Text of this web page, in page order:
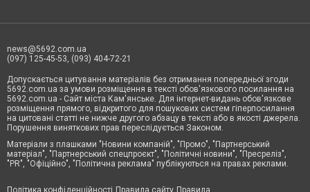
news@5692.com.ua
(097) 125-45-53, (093) 404-72-21
Допускається цитування матеріалів без отримання попередньої згоди
5692.com.ua за умови розміщення в тексті обов'язкового посилання на
5692.com.ua - Сайт міста Кам'янське. Для інтернет-видань обов'язкове
розміщення прямого, відкритого для пошукових систем гіперпосилання
на цитовані статті не нижче другого абзацу в тексті або в якості джерела.
Порушення виняткових прав переслідується Законом.
Матеріали з плашками "Новини компаній", "Промо", "Партнерський
матеріал", "Партнерський спецпроєкт", "Політичні новини", "Пресреліз",
"PR", "Офіційно", "Політична реклама" публікуються на правах реклами.
Політика конфіденційності Правила сайту Правила